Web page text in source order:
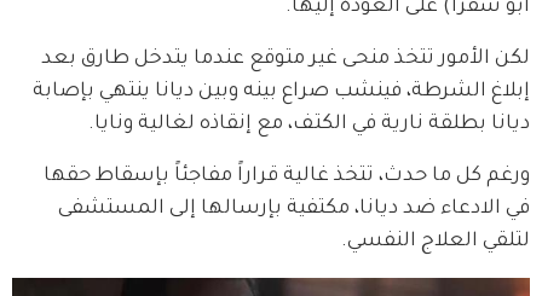
أبو شقرا) على العودة إليها.
لكن الأمور تتخذ منحى غير متوقع عندما يتدخل طارق بعد
إبلاغ الشرطة، فينشب صراع بينه وبين ديانا ينتهي بإصابة
ديانا بطلقة نارية في الكتف، مع إنقاذه لغالية ونايا.
ورغم كل ما حدث، تتخذ غالية قراراً مفاجئاً بإسقاط حقها
في الادعاء ضد ديانا، مكتفية بإرسالها إلى المستشفى
لتلقي العلاج النفسي.